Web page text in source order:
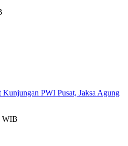
Kunjungan PWI Pusat, Jaksa Agung
WIB